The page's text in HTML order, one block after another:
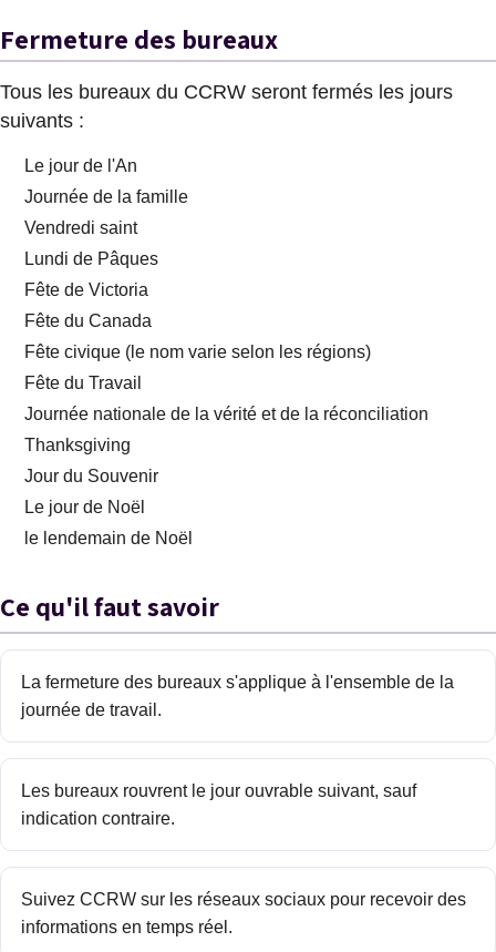
Fermeture des bureaux
Tous les bureaux du CCRW seront fermés les jours
suivants :
Le jour de l'An
Journée de la famille
Vendredi saint
Lundi de Pâques
Fête de Victoria
Fête du Canada
Fête civique (le nom varie selon les régions)
Fête du Travail
Journée nationale de la vérité et de la réconciliation
Thanksgiving
Jour du Souvenir
Le jour de Noël
le lendemain de Noël
Ce qu'il faut savoir
La fermeture des bureaux s'applique à l'ensemble de la
journée de travail.
Les bureaux rouvrent le jour ouvrable suivant, sauf
indication contraire.
Suivez CCRW sur les réseaux sociaux pour recevoir des
informations en temps réel.